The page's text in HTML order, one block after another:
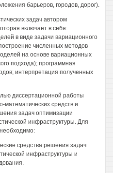
барьеров, городов, дорог).
задач автором
включает в себя:
в виде задачи вариационного
численных методов
на основе вариационных
подхода); программная
интерпретация полученных
диссертационной работы
математических средств и
задач оптимизации
инфраструктуры. Для
средства решения задач
инфраструктуры и